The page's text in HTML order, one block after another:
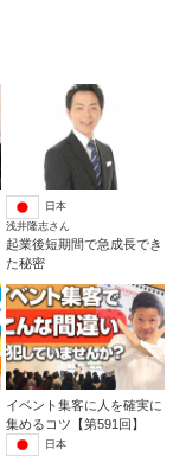
日本
浅井隆志さん
起業後短期間で急成長でき
た秘密
イベント集客に人を確実に
集めるコツ【第591回】
日本